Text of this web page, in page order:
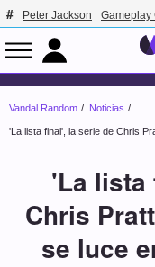
Peter Jackson Gameplay
Vandal Random Noticias
'La lista final', la serie de Chris
'La lista
Chris
se luce